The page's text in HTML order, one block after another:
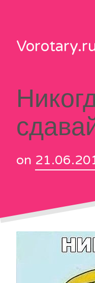
content
on